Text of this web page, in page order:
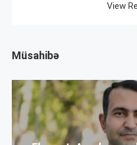
View
Müsahibə